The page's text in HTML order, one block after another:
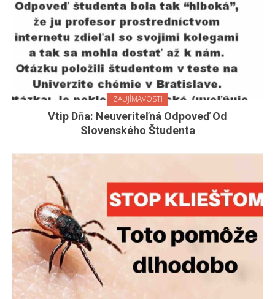
ZAUJÍMAVOSTI
Vtip Dňa: Neuveriteľná Odpoveď Od
Slovenského Študenta